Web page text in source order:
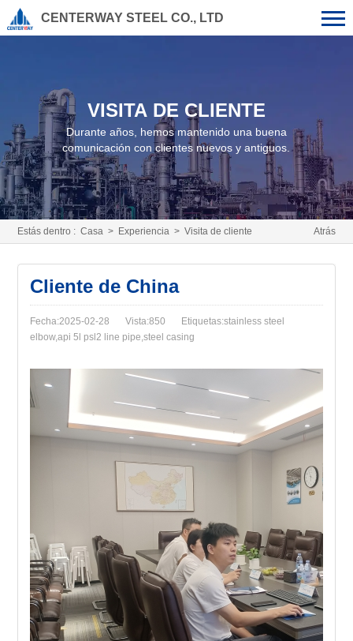
CENTERWAY STEEL CO., LTD
VISITA DE CLIENTE
Durante años, hemos mantenido una buena
comunicación con clientes nuevos y antiguos.
Atrás
Estás dentro :Casa > Experiencia >Visita de cliente
Cliente de China
Fecha:2025-02-28 Vista:850
Etiquetas:stainless steel
elbow,api 5l psl2 line pipe,steel casing